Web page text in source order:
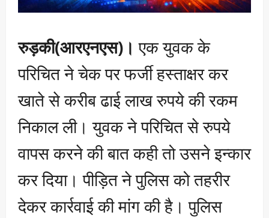
रुड़की(आरएनएस)। एक युवक के
परिचित ने चेक पर फर्जी हस्ताक्षर कर
खाते से करीब ढाई लाख रुपये की रकम
निकाल ली। युवक ने परिचित से रुपये
वापस करने की बात कही तो उसने इन्कार
कर दिया। पीड़ित ने पुलिस को तहरीर
देकर कार्रवाई की मांग की है। पुलिस